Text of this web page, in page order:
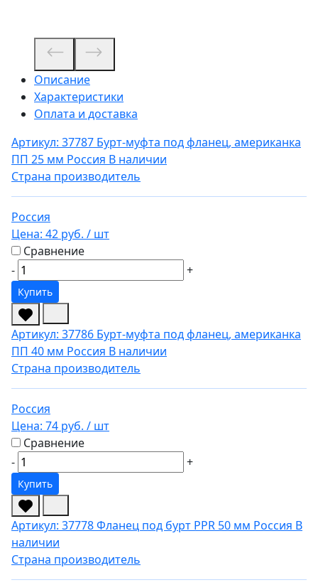
Описание
Характеристики
Оплата и доставка
Артикул: 37787 Бурт-муфта под фланец, американка
ПП 25 мм Россия В наличии
Страна производитель
Россия
Цена: 42 руб. / шт
Сравнение
-
+
Купить
Артикул: 37786 Бурт-муфта под фланец, американка
ПП 40 мм Россия В наличии
Страна производитель
Россия
Цена: 74 руб. / шт
Сравнение
-
+
Купить
Артикул: 37778Фланец под бурт PPR 50 мм Россия В
наличии
Страна производитель